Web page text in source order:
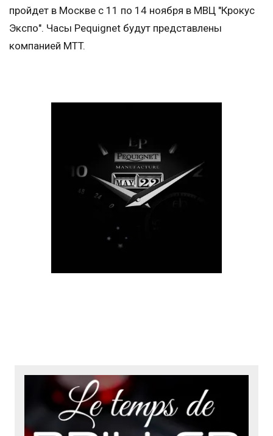
пройдет в Москве с 11 по 14 ноября в МВЦ "Крокус
Экспо". Часы Pequignet будут представлены
компанией MTT.